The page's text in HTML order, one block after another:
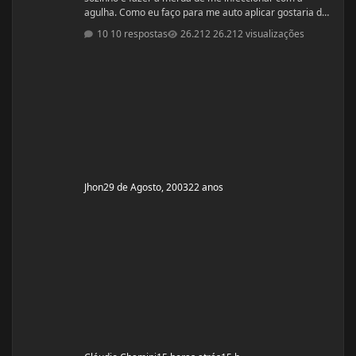
agulha. Como eu faço para me auto aplicar gostaria de
saber que tipo de injeção que é se ela é intramuscular
essas coisas do tipo, também os locais de aplicação e
10 respostas 26.212 visualizações
Jhon29 de Agosto, 200322 anos